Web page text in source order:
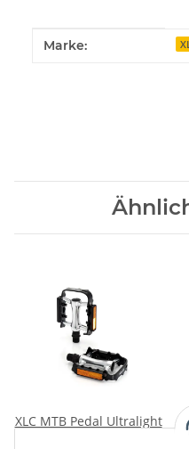
Produkteigenschaft
Wert
Marke:
XLC MTB Pedal Ultralight